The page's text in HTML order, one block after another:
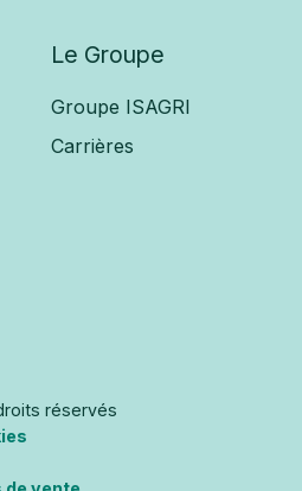
Le Groupe
Groupe ISAGRI
Carrières
réservés